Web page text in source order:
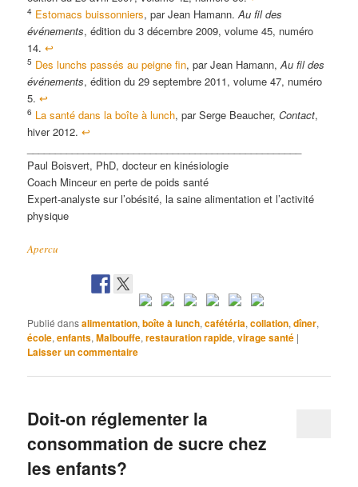
4 Estomacs buissonniers, par Jean Hamann.Au fil des
événements, édition du 3 décembre 2009, volume 45, numéro
14.↩
5 Des lunchs passés au peigne fin, par Jean Hamann,Au fil des
événements, édition du 29 septembre 2011, volume 47, numéro
5.↩
6 La santé dans la boîte à lunch, par Serge Beaucher,Contact,
hiver 2012.↩
Paul Boisvert, PhD, docteur en kinésiologie
Coach Minceur en perte de poids santé
Expert-analyste sur l’obésité, la saine alimentation et l’activité
physique
Apercu
Publié dansalimentation,boîte à lunch,cafétéria,collation,dîner,
école,enfants,Malbouffe,restauration rapide,virage santé |
Laisser un commentaire
Doit-on réglementer la
consommation de sucre chez
les enfants?